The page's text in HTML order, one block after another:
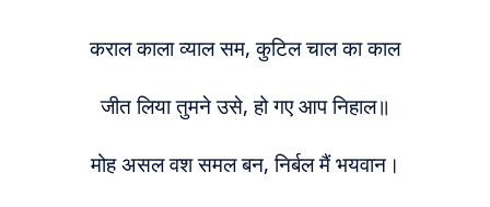
कराल काला व्याल सम, कुटिल चाल का काल
जीत लिया तुमने उसे, हो गए आप निहाल॥
मोह असलवश समल बन, निर्बल मैं भयवान।